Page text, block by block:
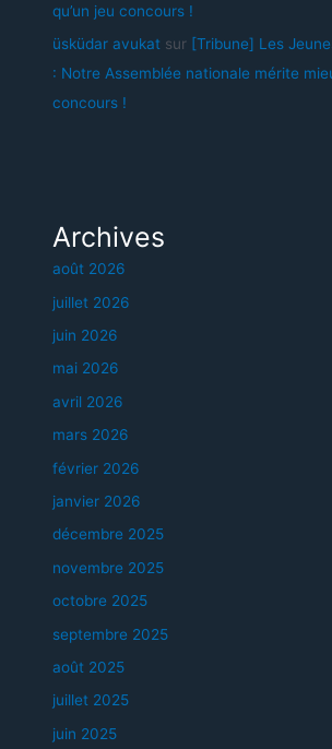
qu’un jeu concours !
üsküdar avukat sur [Tribune] Les
: Notre Assemblée nationale mérite
concours !
Archives
août 2026
juillet 2026
juin 2026
mai 2026
avril 2026
mars 2026
février 2026
janvier 2026
décembre 2025
novembre 2025
octobre 2025
septembre 2025
août 2025
juillet 2025
juin 2025